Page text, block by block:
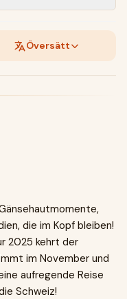
Översätt
die im Kopf bleiben!
2025 kehrt der
im November und
aufregende Reise
Schweiz!